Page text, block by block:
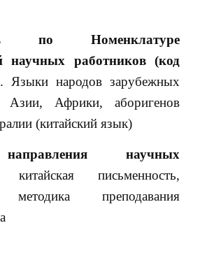
по Номенклатуре
научных работников (код
Языки народов зарубежных
Азии, Африки, аборигенов
(китайский язык)
научных
китайская письменность,
методика преподавания